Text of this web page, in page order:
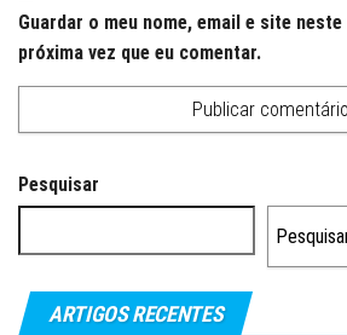
Guardar o meu nome, email e site
próxima vez que eu comentar.
Pesquisar
ARTIGOS RECENTES